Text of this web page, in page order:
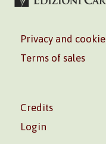
Privacy and cookie
Terms of sales
Credits
Login